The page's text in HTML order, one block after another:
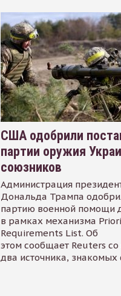
США одобрили
партии оружия
союзников
Администрация
Дональда Трампа
партию военной помощи
в рамках механизма
Requirements List. Об
этом сообщает Reuters
два источника, знакомых